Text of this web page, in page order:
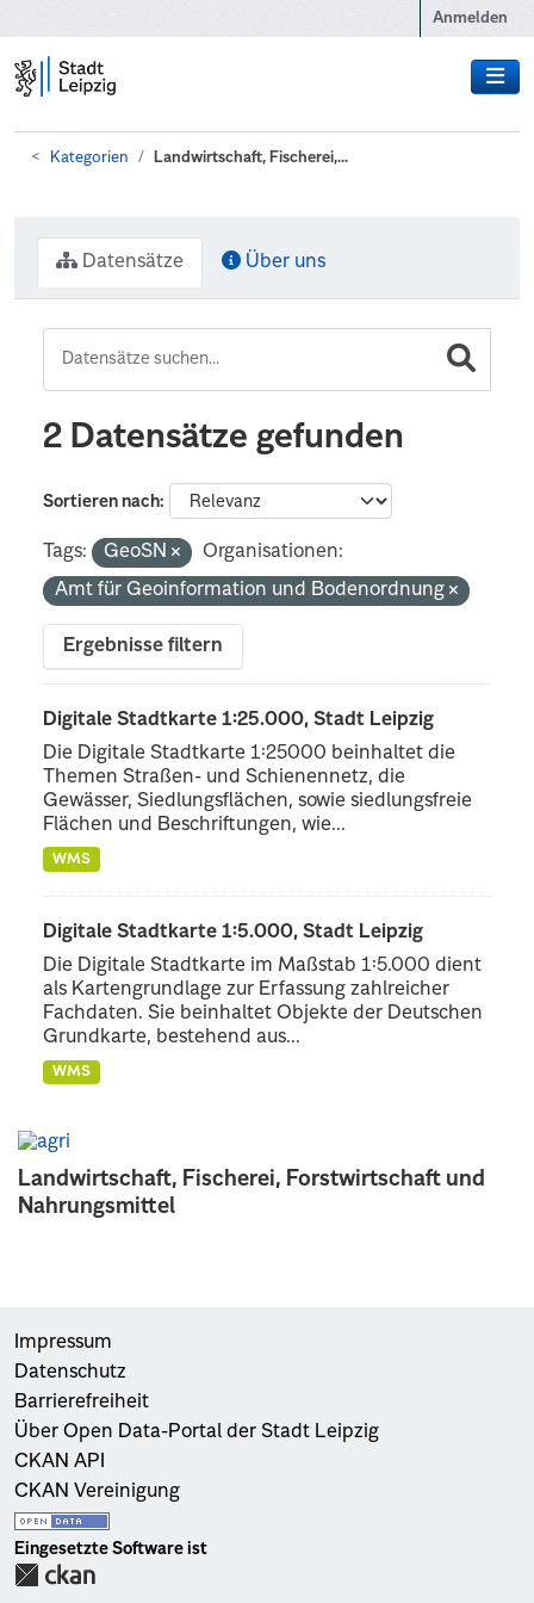
Anmelden
Kategorien Landwirtschaft, Fischerei,...
Landwirtschaft, Fischerei, Forstwirtschaft und
Nahrungsmittel
Datensätze Über uns
2 Datensätze gefunden
Sortieren nach
Tags: GeoSN
Organisationen:
Amt für Geoinformation und Bodenordnung
Ergebnisse filtern
Digitale Stadtkarte 1:25.000, Stadt Leipzig
Die Digitale Stadtkarte 1:25000 beinhaltet die
Themen Straßen- und Schienennetz, die
Gewässer, Siedlungsflächen, sowie siedlungsfreie
Flächen und Beschriftungen, wie...
WMS
Digitale Stadtkarte 1:5.000, Stadt Leipzig
Die Digitale Stadtkarte im Maßstab 1:5.000 dient
als Kartengrundlage zur Erfassung zahlreicher
Fachdaten. Sie beinhaltet Objekte der Deutschen
Grundkarte, bestehend aus...
WMS
Impressum
Datenschutz
Barrierefreiheit
Über Open Data-Portal der Stadt Leipzig
CKAN API
CKAN Vereinigung
Eingesetzte Software ist